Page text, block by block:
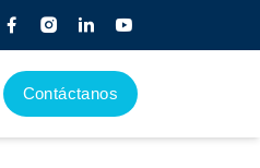
Contáctanos